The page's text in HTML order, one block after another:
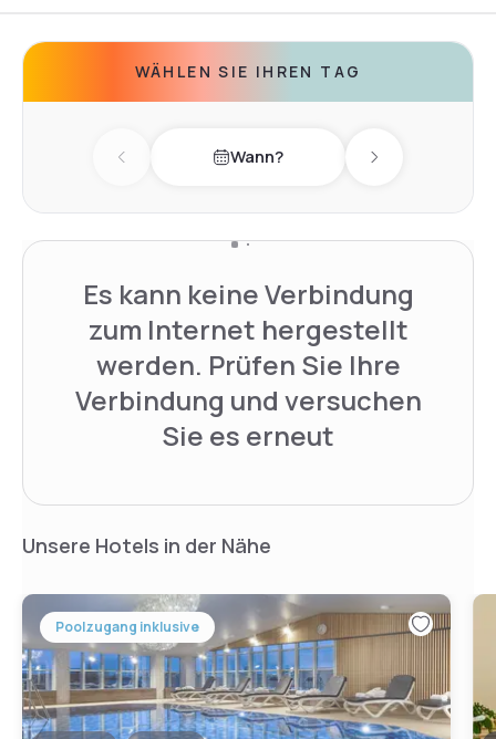
WÄHLEN SIE IHREN TAG
Previous day Wann? Next day
Es kann keine Verbindung
zum Internet hergestellt
werden. Prüfen Sie Ihre
Verbindung und versuchen
Sie es erneut
Unsere Hotels in der Nähe
Poolzugang inklusive